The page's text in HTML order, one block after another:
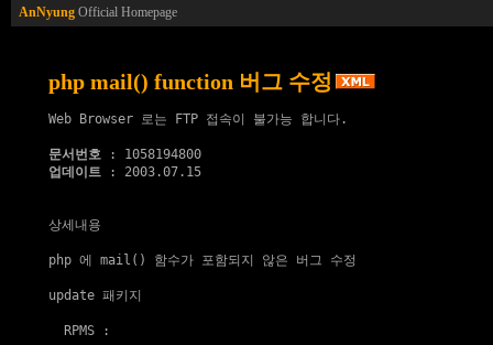
AnNyung Official Homepage
php mail() function 버그 수정
Web Browser 로는 FTP 접속이 불가능 합니다.
문서번호
업데이트 : 2003.07.15
상세내용
php 에 mail() 함수가 포함되지 않은 버그 수정
update 패키지
  RPMS :